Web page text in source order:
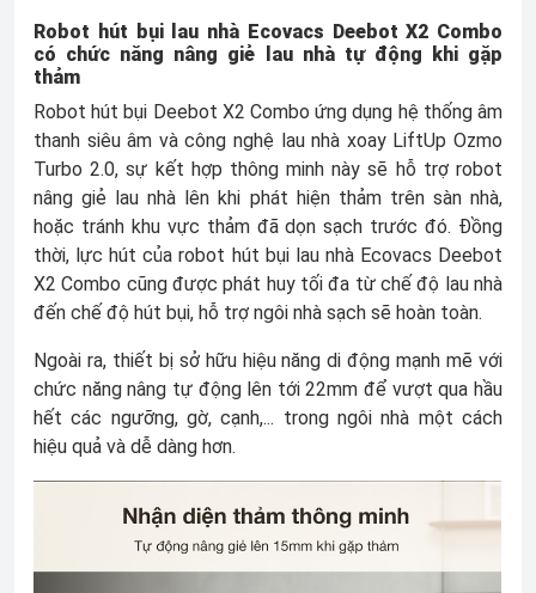
Robot hút bụi lau nhà Ecovacs Deebot X2 Combo
có chức năng nâng giẻ lau nhà tự động khi gặp
thảm
Robot hút bụi Deebot X2 Combo ứng dụng hệ thống âm
thanh siêu âm và công nghệ lau nhà xoay LiftUp Ozmo
Turbo 2.0, sự kết hợp thông minh này sẽ hỗ trợ robot
nâng giẻ lau nhà lên khi phát hiện thảm trên sàn nhà,
hoặc tránh khu vực thảm đã dọn sạch trước đó. Đồng
thời, lực hút của robot hút bụi lau nhà Ecovacs Deebot
X2 Combo cũng được phát huy tối đa từ chế độ lau nhà
đến chế độ hút bụi, hỗ trợ ngôi nhà sạch sẽ hoàn toàn.
Ngoài ra, thiết bị sở hữu hiệu năng di động mạnh mẽ với
chức năng nâng tự động lên tới 22mm để vượt qua hầu
hết các ngưỡng, gờ, cạnh,... trong ngôi nhà một cách
hiệu quả và dễ dàng hơn.